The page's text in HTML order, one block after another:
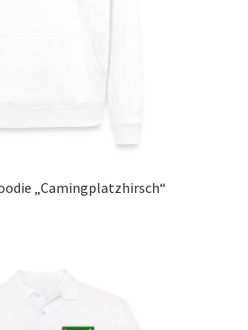
„Camingplatzhirsch“